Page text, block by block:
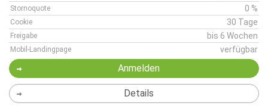
Stornoquote 0 %
Cookie 30 Tage
Freigabe bis 6 Wochen
Mobil-Landingpage verfügbar
Anmelden
Details